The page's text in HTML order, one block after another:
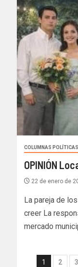
COLUMNAS POLÍTICAS
OPINIÓN
22 de enero de
La pareja de
creer La
mercado
1 2 3